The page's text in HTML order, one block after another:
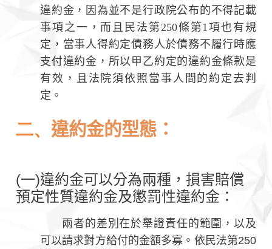
違約金，因為並不是行政院公布的不得記載
事項之一，而且民法第250條第1項也有規
定，當事人得約定債務人於債務不履行時應
支付違約金，所以甲乙約定的違約金條款是
有效，且法院須依照當事人間的約定去判
定。
二、 違約金的型態：
(一)違約金可以分為兩種，損害賠償
預定性質違約金及懲罰性違約金：
兩者的差別在於舉證責任的範圍，以及
可以請求對方給付的金額多寡。依民法第250